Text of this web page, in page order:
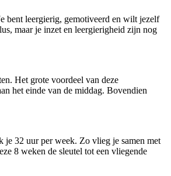
bent leergierig, gemotiveerd en wilt jezelf
maar je inzet en leergierigheid zijn nog
Het grote voordeel van deze
het einde van de middag. Bovendien
je 32 uur per week. Zo vlieg je samen met
8 weken de sleutel tot een vliegende